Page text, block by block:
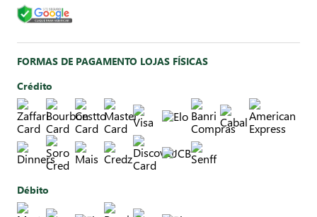
FORMAS DE PAGAMENTO LOJAS FÍSICAS
Crédito
Débito